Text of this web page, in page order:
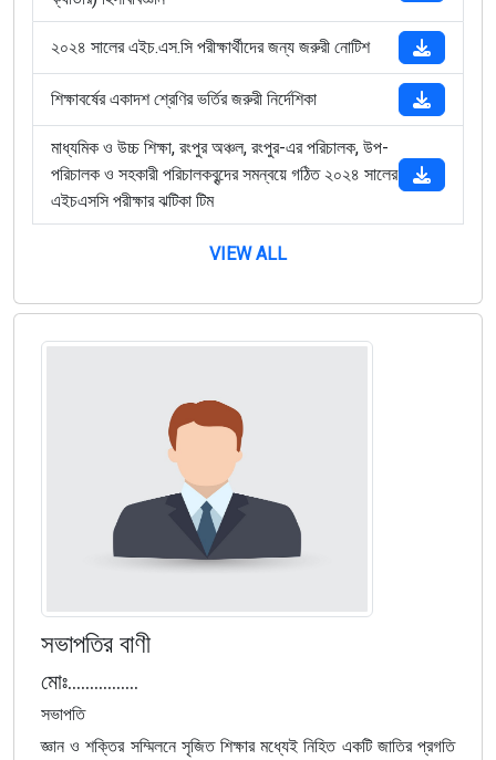
২০২৪ সালের এইচ.এস.সি পরীক্ষার্থীদের জন্য জরুরী নোটিশ
শিক্ষাবর্ষের একাদশ শ্রেণির ভর্তির জরুরী নির্দেশিকা
মাধ্যমিক ও উচ্চ শিক্ষা, রংপুর অঞ্চল, রংপুর-এর পরিচালক, উপ-
পরিচালক ও সহকারী পরিচালকবৃন্দের সমন্বয়ে গঠিত ২০২৪ সালের
এইচএসসি পরীক্ষার ঝটিকা টিম
VIEW ALL
সভাপতির বাণী
মোঃ................
সভাপতি
জ্ঞান ও শক্তির সম্মিলনে সৃজিত শিক্ষার মধ্যেই নিহিত একটি জাতির প্রগতি